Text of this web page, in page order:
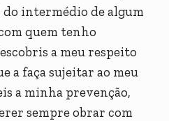
do intermédio de algum
quem tenho
a meu respeito
a faça sujeitar ao meu
a minha prevenção,
sempre obrar com